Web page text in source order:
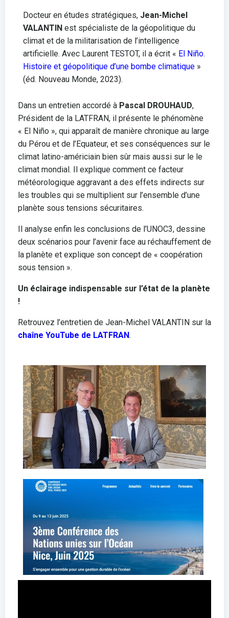
Docteur en études stratégiques, Jean-Michel
VALANTIN est spécialiste de la géopolitique du
climat et de la militarisation de l’intelligence
artificielle. Avec Laurent TESTOT, il a écrit « El Niño.
Histoire et géopolitique d’une bombe climatique »
(éd. Nouveau Monde, 2023).
Dans un entretien accordé à Pascal DROUHAUD,
Président de la LATFRAN, il présente le phénomène
« El Niño », qui apparaît de manière chronique au large
du Pérou et de l’Equateur, et ses conséquences sur le
climat latino-américiain bien sûr mais aussi sur le le
climat mondial. Il explique comment ce facteur
météorologique aggravant a des effets indirects sur
les troubles qui se multiplient sur l’ensemble d’une
planète sous tensions sécuritaires.
Il analyse enfin les conclusions de l’UNOC3, dessine
deux scénarios pour l’avenir face au réchauffement de
la planète et explique son concept de « coopération
sous tension ».
Un éclairage indispensable sur l’état de la planète
!
Retrouvez l’entretien de Jean-Michel VALANTIN sur la
chaîne YouTube de LATFRAN.